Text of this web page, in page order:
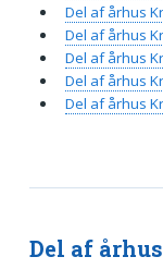
Del af
Del af århus
Del af århus
Del af århus
Del af århus
Del af århus